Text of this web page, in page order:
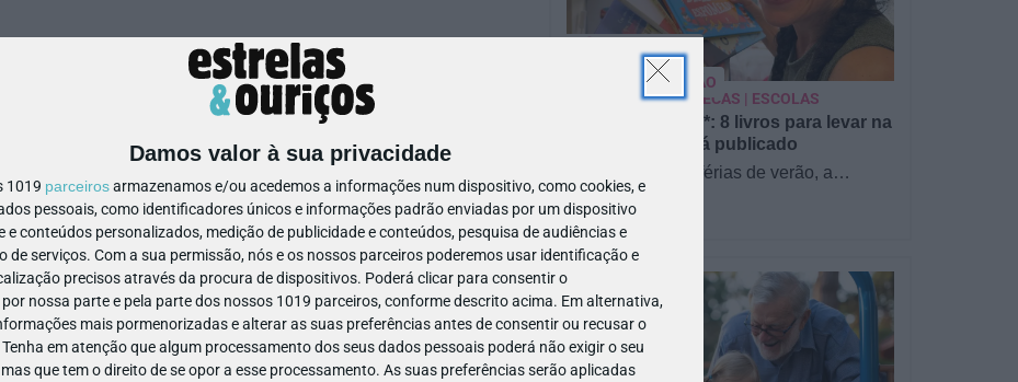
Damos valor à sua privacidade
1019 parceirosarmazenamos e/ou acedemos a informações num dispositivo, como cookies, e
pessoais, como identificadores únicos e informações padrão enviadas por um dispositivo
e conteúdos personalizados, medição de publicidade e conteúdos, pesquisa de audiências e
de serviços. Com a sua permissão, nós e os nossos parceiros poderemos usar identificação e
precisos através da procura de dispositivos. Poderá clicar para consentir o
nossa parte e pela parte dos nossos 1019 parceiros, conforme descrito acima. Em alternativa,
mais pormenorizadas e alterar as suas preferências antes de consentir ou recusar o
Tenha em atenção que algum processamento dos seus dados pessoais poderá não exigir o seu
que tem o direito de se opor a esse processamento. As suas preferências serão aplicadas
Pré-visualização*: 8 livros para levar na
mala de férias - já publicado
Para celebrar as férias de verão, a
Estrelas & Ouriços fez uma parceria com
a Sofia Vieira, da livraria…
PARA BEBÉS
PRÉ-VISUALIZAÇÃO
CONTOS E BIBLIOTECAS | ESCOLAS